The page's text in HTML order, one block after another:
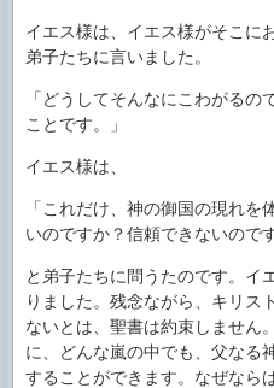
イエス様は、イエス様がそこに
弟子たちに言いました。
「どうしてそんなにこわがる
ことです。」
イエス様は、
「これだけ、神の御国の現れ
いのですか？信頼できないので
と弟子たちに問うたのです。イ
りました。残念ながら、キリス
ないとは、聖書は約束しません
に、どんな嵐の中でも、父なる
することができます。なぜなら